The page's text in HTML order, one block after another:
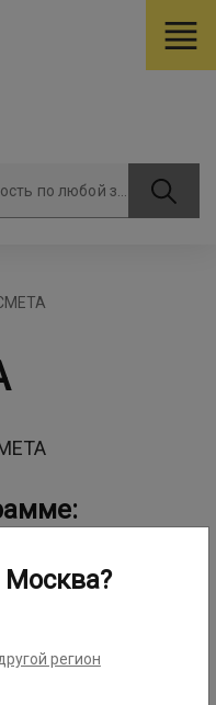
для
Москва?
регион